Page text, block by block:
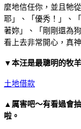
麼地信任你，並且牠
耶」、「優秀！」、
著妳」、「剛剛還為
看上去非常開心，真
▼本汪是最聰明的牧
土地借款
▲厲害吧～有看過會
啦。